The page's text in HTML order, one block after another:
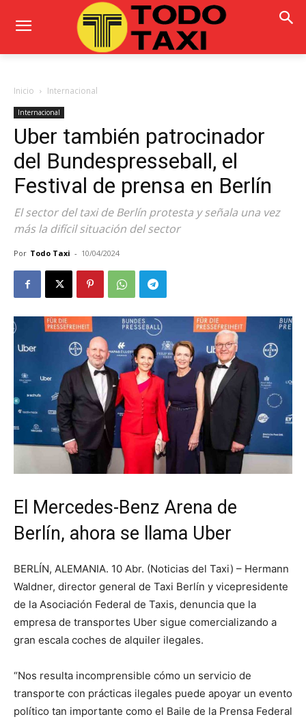
Inicio Internacional
Internacional
Uber también patrocinador
del Bundespresseball, el
Festival de prensa en Berlín
El sector del taxi de Berlín protesta y señala una vez
más la difícil situación del sector
Por Todo Taxi - 10/04/2024
El Mercedes-Benz Arena de
Berlín, ahora se llama Uber
BERLÍN, ALEMANIA. 10 Abr. (Noticias del Taxi) – Hermann
Waldner, director general de Taxi Berlín y vicepresidente
de la Asociación Federal de Taxis, denuncia que la
empresa de transportes Uber sigue comercializando a
gran escala coches de alquiler ilegales.
“Nos resulta incomprensible cómo un servicio de
transporte con prácticas ilegales puede apoyar un evento
político tan importante como el Baile de la Prensa Federal